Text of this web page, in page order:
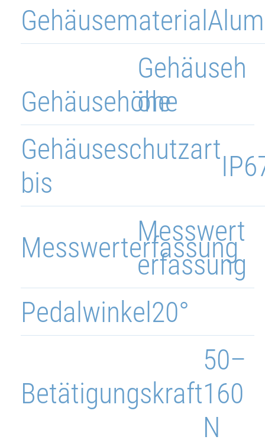
Gehäusematerial
Gehäuseh
öhe
Gehäusehöhe
Gehäuseschutzart
bis
20°
Pedalwinkel
50–
160
N
Betätigungskraft
Messwert
erfassung
Messwerterfassung